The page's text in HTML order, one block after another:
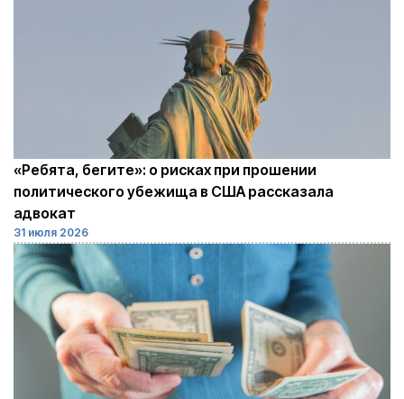
31 июля 2026
«Ребята, бегите»: о рисках при прошении
политического убежища в США рассказала
адвокат